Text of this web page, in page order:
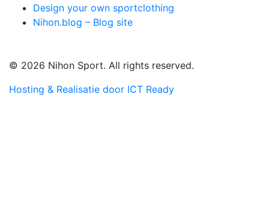
Design your own sportclothing
Nihon.blog – Blog site
© 2026 Nihon Sport. All rights reserved.
Hosting & Realisatie door ICT Ready